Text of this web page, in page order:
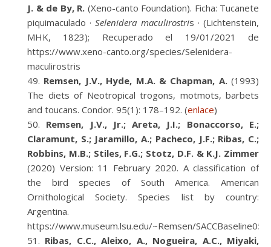
J. & de By, R. (Xeno-canto Foundation). Ficha: Tucanete
piquimaculado · Selenidera maculirostris · (Lichtenstein,
MHK, 1823); Recuperado el 19/01/2021 de
https://www.xeno-canto.org/species/Selenidera-
maculirostris
Remsen, J.V., Hyde, M.A. & Chapman, A.(1993)
The diets of Neotropical trogons, motmots, barbets
and toucans. Condor. 95(1): 178–192. (enlace)
Remsen, J.V., Jr.; Areta, J.I.; Bonaccorso, E.;
Claramunt, S.; Jaramillo, A.; Pacheco, J.F.; Ribas, C.;
Robbins, M.B.; Stiles, F.G.; Stotz, D.F. & K.J. Zimmer
(2020) Version: 11 February 2020. A classification of
the bird species of South America. American
Ornithological Society. Species list by country:
Argentina.
https://www.museum.lsu.edu/~Remsen/
Ribas, C.C., Aleixo, A., Nogueira, A.C., Miyaki,